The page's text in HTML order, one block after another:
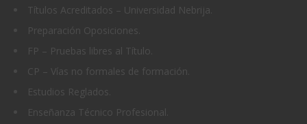
Títulos Acreditados – Universidad Nebrija.
Preparación Oposiciones.
FP – Pruebas libres al Título.
CP – Vías no formales de formación.
Estudios Reglados.
Enseñanza Técnico Profesional.